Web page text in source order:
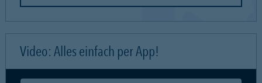
Video: Alles einfach per App!